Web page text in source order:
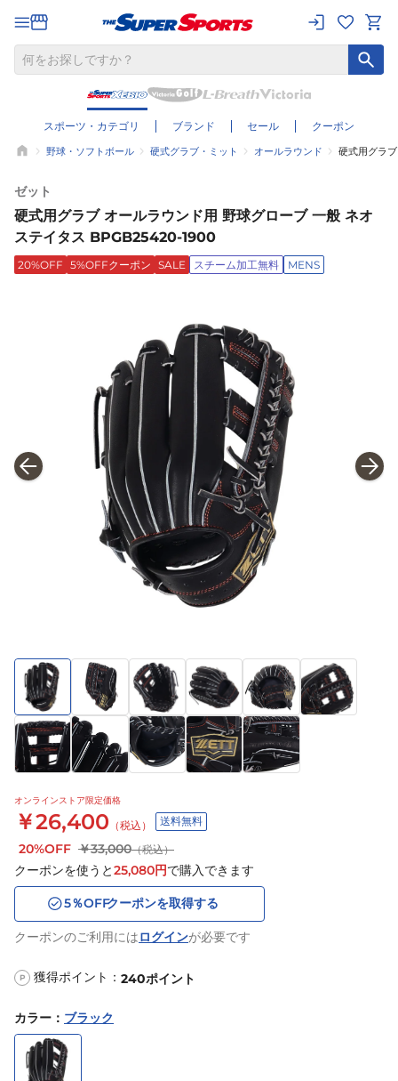
スポーツ・カテゴリ ブランド セール クーポン
野球・ソフトボール 硬式グラブ・ミット オールラウンド 硬式用グラ
ゼット
硬式用グラブ オールラウンド用 野球グローブ 一般 ネオ
ステイタス BPGB25420-1900
20%OFF 5%OFFクーポン SALE スチーム加工無料 MENS
オンラインストア限定価格
￥26,400 （税込） 送料無料
20%OFF ￥33,000（税込）
クーポンを使うと25,080円で購入できます
5％OFFクーポンを取得する
クーポンのご利用にはログインが必要です
P 獲得ポイント： 240ポイント
カラー ： ブラック